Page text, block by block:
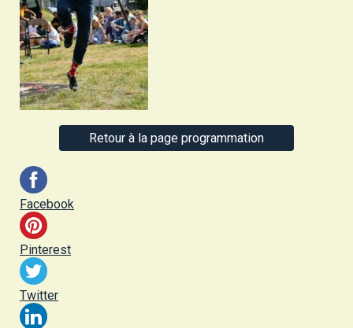
Retour à la page programmation
Facebook
Pinterest
Twitter